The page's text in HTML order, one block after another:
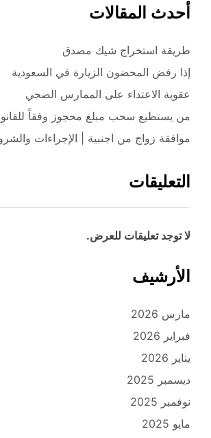
أحدث المقالات
طريقة استخراج شيك مصدق
إذا رفض المحضون الزيارة في السعودية
عقوبة الاعتداء على الممارس الصحي
من يستطيع سحب مبلغ محجوز وفقاً
موافقة زواج من اجنبية | الإجراءات والشروط
التعليقات
لا توجد تعليقات للعرض.
الأرشيف
مارس 2026
فبراير 2026
يناير 2026
ديسمبر 2025
نوفمبر 2025
مايو 2025